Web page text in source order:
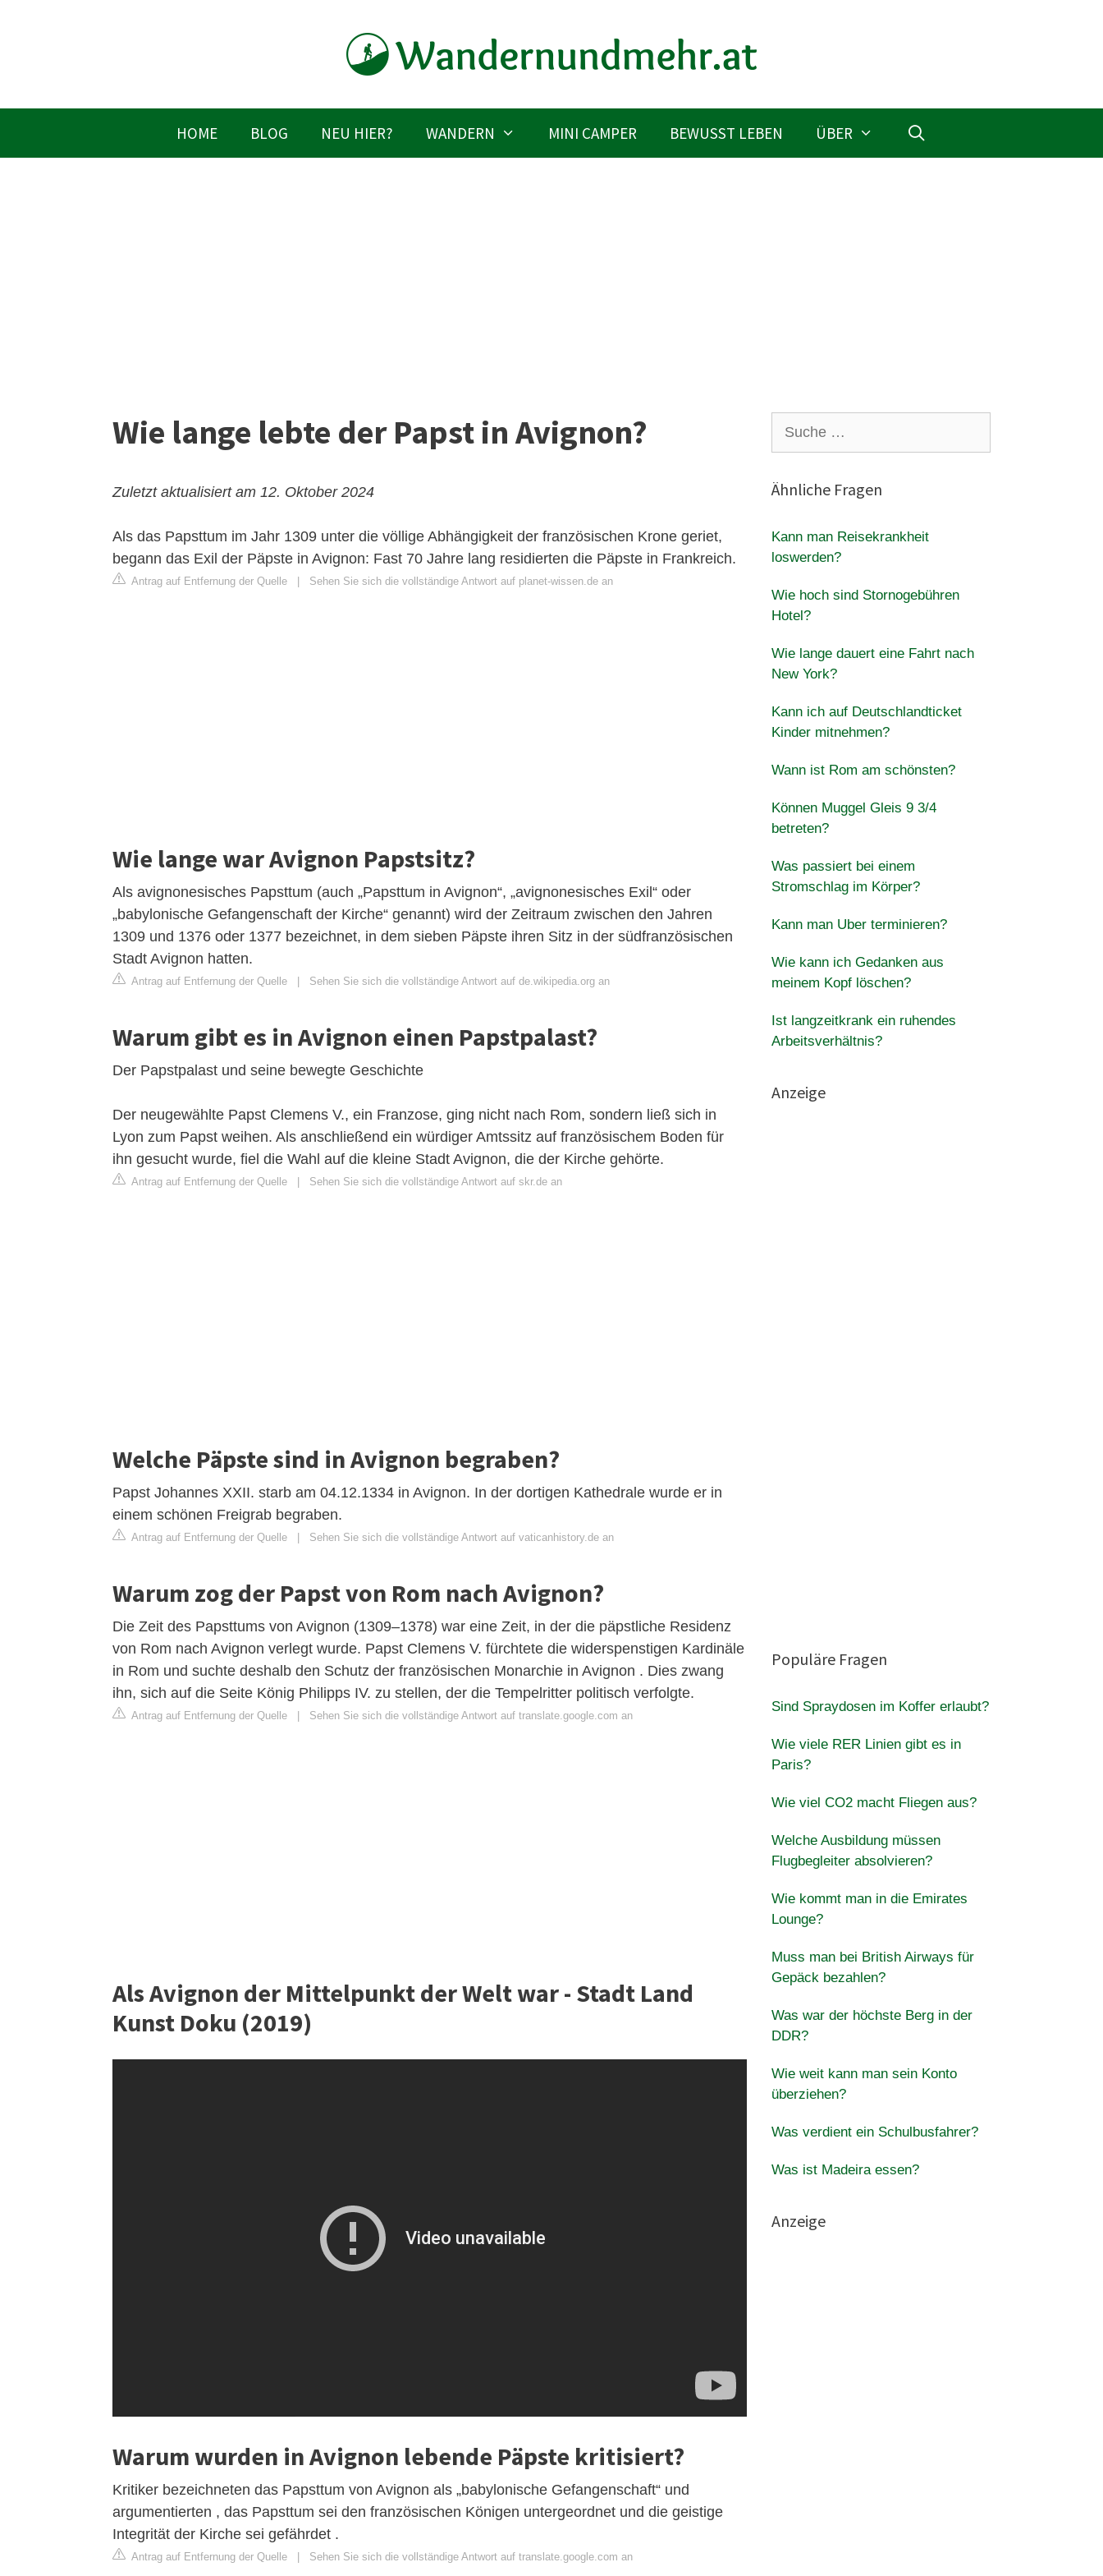
HOME BLOG NEU HIER? WANDERN MINI CAMPER BEWUSST LEBEN ÜBER
Wie lange lebte der Papst in Avignon?
Zuletzt aktualisiert am 12. Oktober 2024
Als das Papsttum im Jahr 1309 unter die völlige Abhängigkeit der französischen Krone geriet,
begann das Exil der Päpste in Avignon: Fast 70 Jahre lang residierten die Päpste in Frankreich.
Antrag auf Entfernung der Quelle Sehen Sie sich die vollständige Antwort auf planet-wissen.de an
Wie lange war Avignon Papstsitz?
Als avignonesisches Papsttum (auch „Papsttum in Avignon“, „avignonesisches Exil“ oder
„babylonische Gefangenschaft der Kirche“ genannt) wird der Zeitraum zwischen den Jahren
1309 und 1376 oder 1377 bezeichnet, in dem sieben Päpste ihren Sitz in der südfranzösischen
Stadt Avignon hatten.
Antrag auf Entfernung der Quelle Sehen Sie sich die vollständige Antwort auf de.wikipedia.org an
Warum gibt es in Avignon einen Papstpalast?
Der Papstpalast und seine bewegte Geschichte
Der neugewählte Papst Clemens V., ein Franzose, ging nicht nach Rom, sondern ließ sich in
Lyon zum Papst weihen. Als anschließend ein würdiger Amtssitz auf französischem Boden für
ihn gesucht wurde, fiel die Wahl auf die kleine Stadt Avignon, die der Kirche gehörte.
Antrag auf Entfernung der Quelle Sehen Sie sich die vollständige Antwort auf skr.de an
Welche Päpste sind in Avignon begraben?
Papst Johannes XXII. starb am 04.12.1334 in Avignon. In der dortigen Kathedrale wurde er in
einem schönen Freigrab begraben.
Antrag auf Entfernung der Quelle Sehen Sie sich die vollständige Antwort auf vaticanhistory.de an
Warum zog der Papst von Rom nach Avignon?
Die Zeit des Papsttums von Avignon (1309–1378) war eine Zeit, in der die päpstliche Residenz
von Rom nach Avignon verlegt wurde. Papst Clemens V. fürchtete die widerspenstigen Kardinäle
in Rom und suchte deshalb den Schutz der französischen Monarchie in Avignon . Dies zwang
ihn, sich auf die Seite König Philipps IV. zu stellen, der die Tempelritter politisch verfolgte.
Antrag auf Entfernung der Quelle Sehen Sie sich die vollständige Antwort auf translate.google.com an
Als Avignon der Mittelpunkt der Welt war - Stadt Land
Kunst Doku (2019)
Warum wurden in Avignon lebende Päpste kritisiert?
Kritiker bezeichneten das Papsttum von Avignon als „babylonische Gefangenschaft“ und
argumentierten , das Papsttum sei den französischen Königen untergeordnet und die geistige
Integrität der Kirche sei gefährdet .
Antrag auf Entfernung der Quelle | Sehen Sie sich die vollständige Antwort auf translate.google.com an
nach:
Ähnliche Fragen
Kann man Reisekrankheit
loswerden?
Wie hoch sind Stornogebühren
Hotel?
Wie lange dauert eine Fahrt nach
New York?
Kann ich auf Deutschlandticket
Kinder mitnehmen?
Wann ist Rom am schönsten?
Können Muggel Gleis 9 3/4
betreten?
Was passiert bei einem
Stromschlag im Körper?
Kann man Uber terminieren?
Wie kann ich Gedanken aus
meinem Kopf löschen?
Ist langzeitkrank ein ruhendes
Arbeitsverhältnis?
Anzeige
Populäre Fragen
Sind Spraydosen im Koffer erlaubt?
Wie viele RER Linien gibt es in
Paris?
Wie viel CO2 macht Fliegen aus?
Welche Ausbildung müssen
Flugbegleiter absolvieren?
Wie kommt man in die Emirates
Lounge?
Muss man bei British Airways für
Gepäck bezahlen?
Was war der höchste Berg in der
DDR?
Wie weit kann man sein Konto
überziehen?
Was verdient ein Schulbusfahrer?
Was ist Madeira essen?
Anzeige